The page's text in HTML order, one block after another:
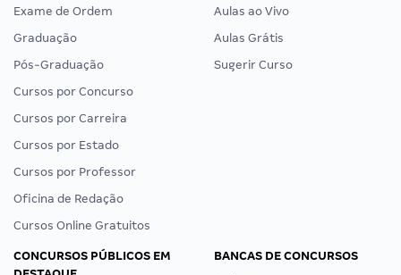
Exame de Ordem
Graduação
Pós-Graduação
Cursos por Concurso
Cursos por Carreira
Cursos por Estado
Cursos por Professor
Oficina de Redação
Cursos Online Gratuitos
Aulas ao Vivo
Aulas Grátis
Sugerir Curso
CONCURSOS PÚBLICOS EM
BANCAS DE CONCURSOS